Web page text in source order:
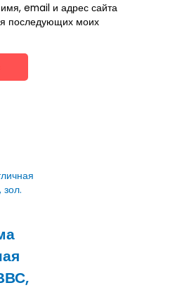
email и адрес сайта
последующих моих